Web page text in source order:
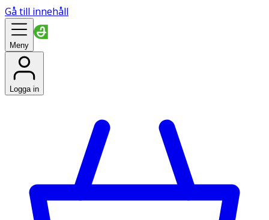
Gå till innehåll
Meny
Logga in